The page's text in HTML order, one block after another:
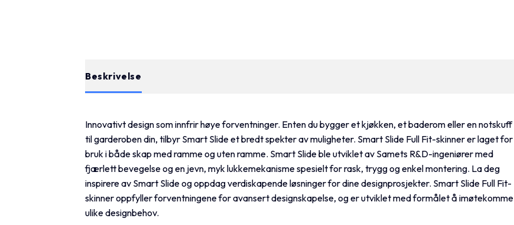
Beskrivelse
Innovativt design som innfrir høye forventninger. Enten du bygger et kjøkken, et baderom eller en notskuff
til garderoben din, tilbyr Smart Slide et bredt spekter av muligheter. Smart Slide Full Fit-skinner er laget for
bruk i både skap med ramme og uten ramme. Smart Slide ble utviklet av Samets R&D-ingeniører med
fjærlett bevegelse og en jevn, myk lukkemekanisme spesielt for rask, trygg og enkel montering. La deg
inspirere av Smart Slide og oppdag verdiskapende løsninger for dine designprosjekter. Smart Slide Full Fit-
skinner oppfyller forventningene for avansert designskapelse, og er utviklet med formålet å imøtekomme
ulike designbehov.